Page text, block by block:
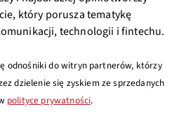
który porusza tematykę
technologii i fintechu.
odnośniki do witryn partnerów, którzy
dzielenie się zyskiem ze sprzedanych
polityce prywatności.